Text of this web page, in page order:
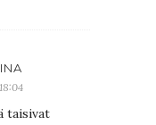
taisivat